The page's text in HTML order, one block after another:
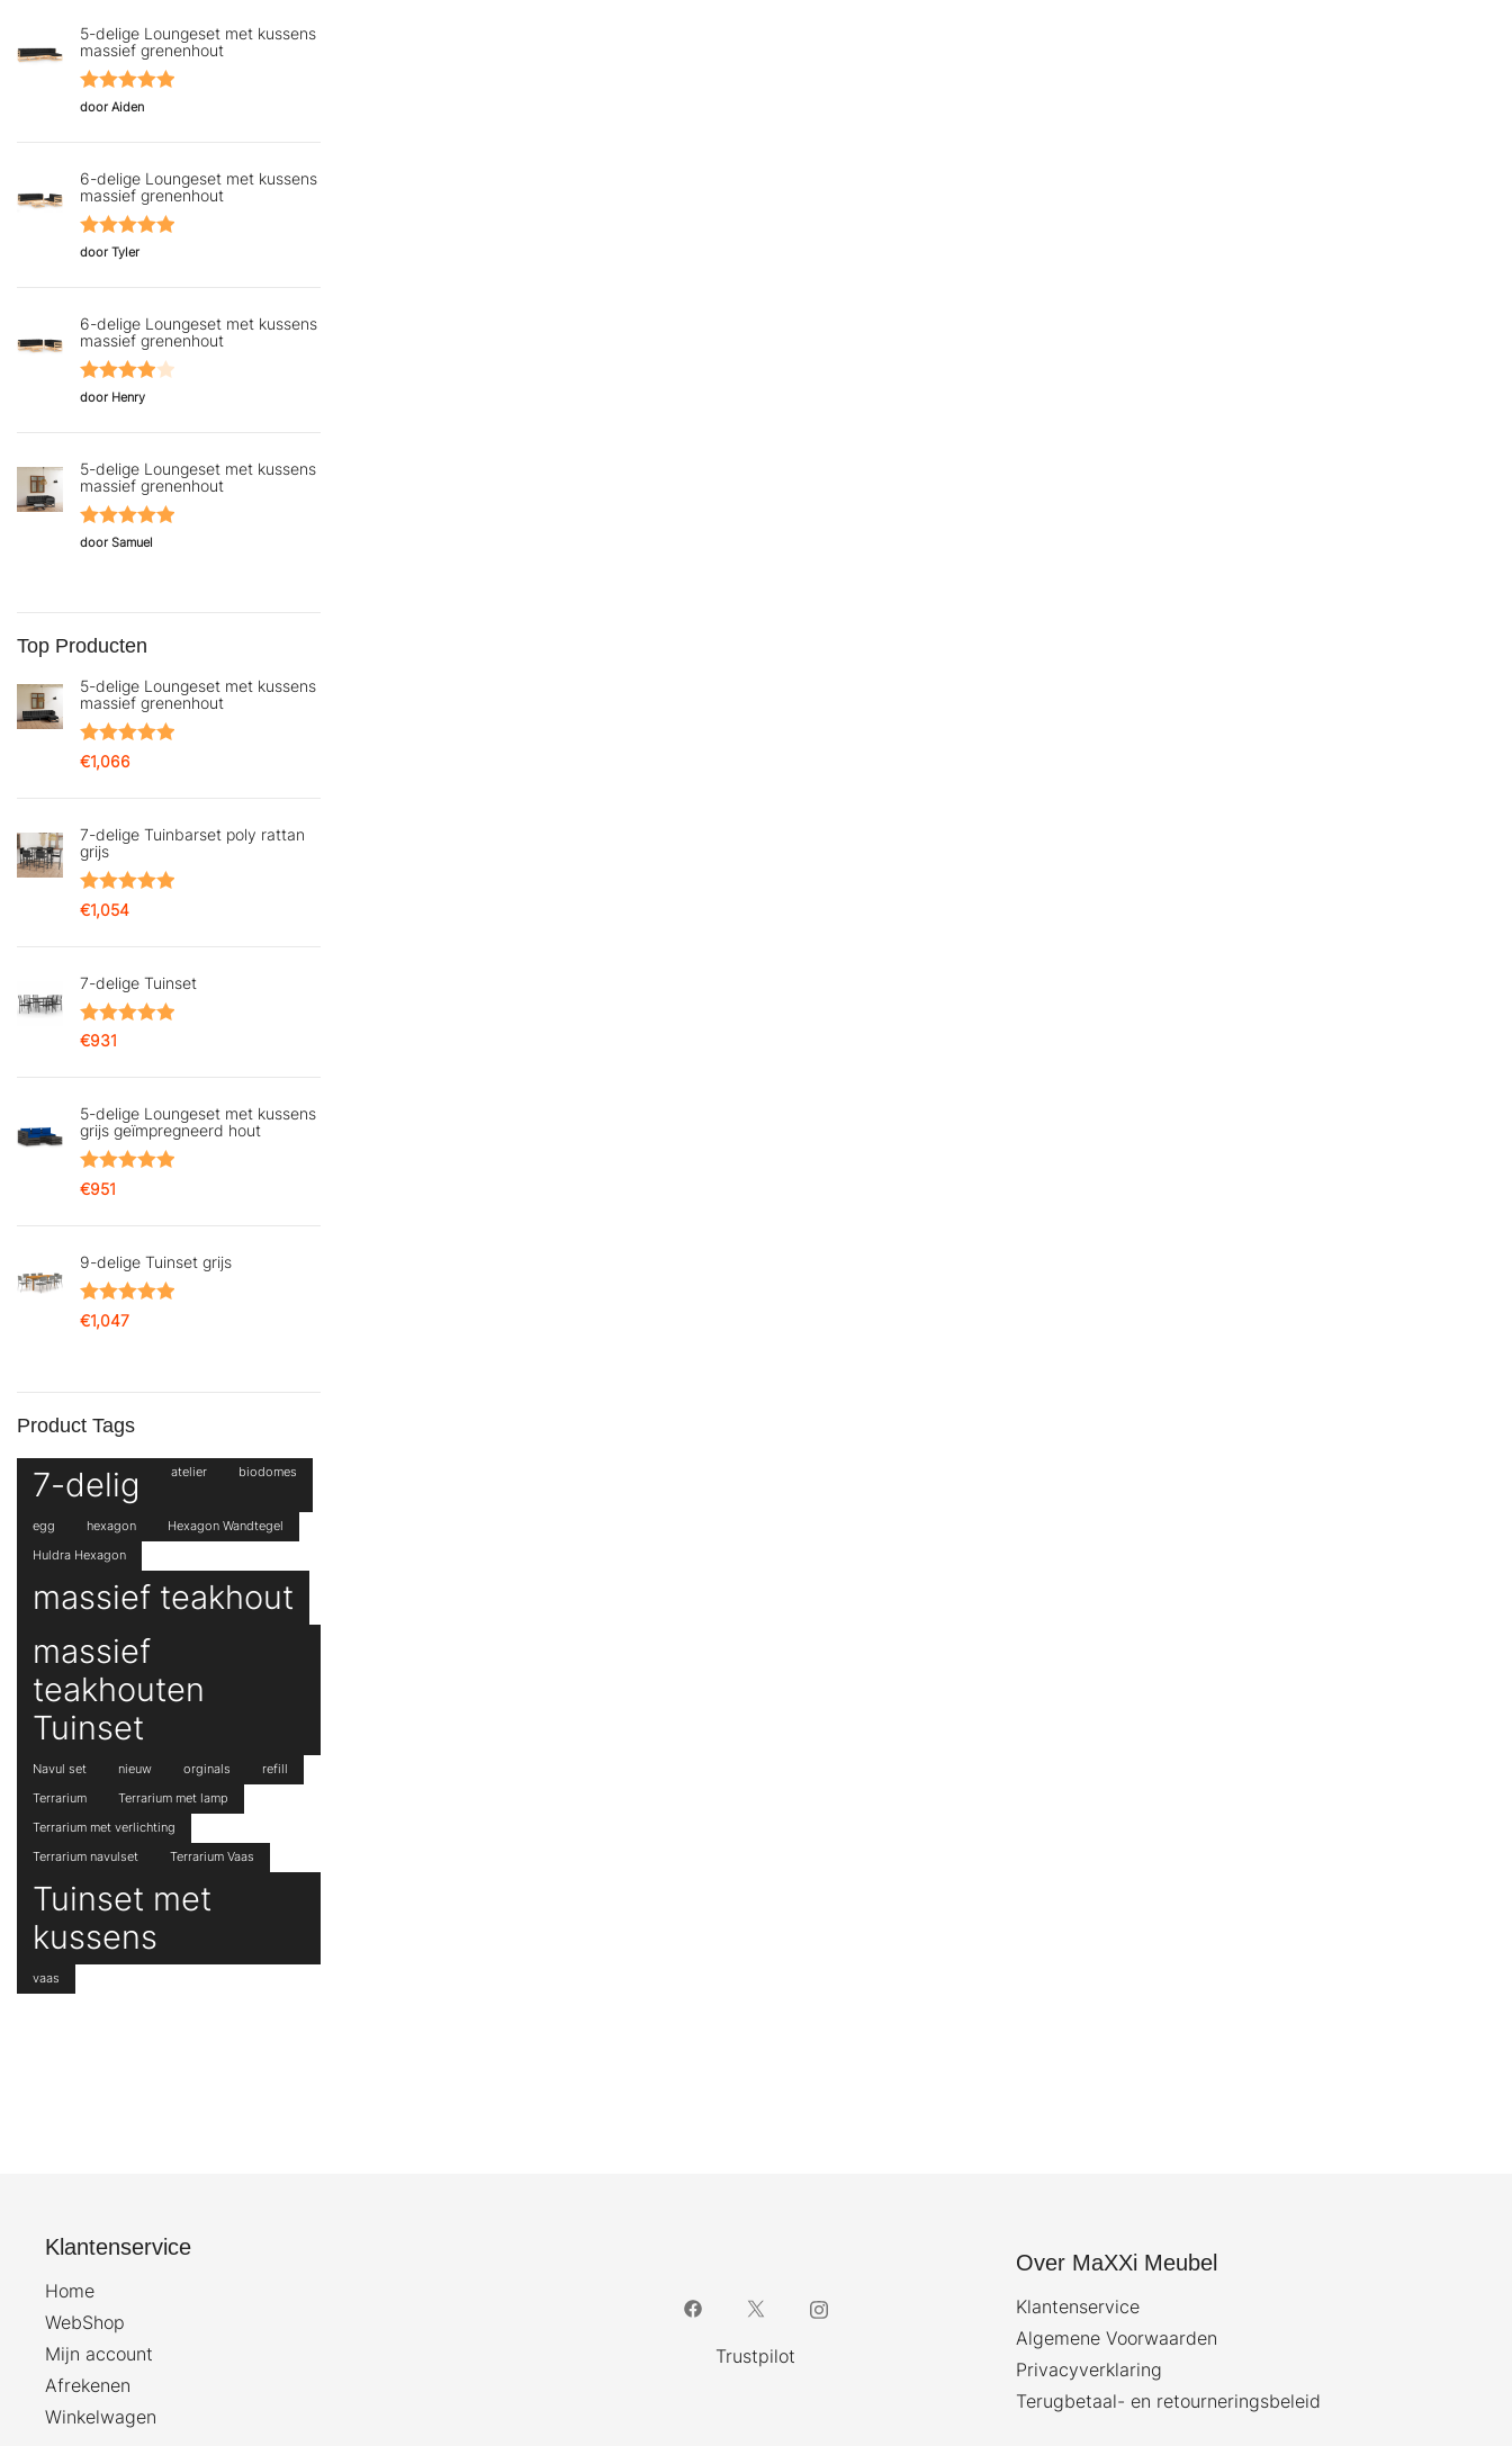
5-delige Loungeset met kussens
massief grenenhout
Gewaardeerd
door Aiden
6-delige Loungeset met kussens
massief grenenhout
Gewaardeerd
door Tyler
6-delige Loungeset met kussens
massief grenenhout
Gewaardeerd
door Henry
5-delige Loungeset met kussens
massief grenenhout
Gewaardeerd
door Samuel
Top Producten
5-delige Loungeset met kussens
massief grenenhout
Gewaardeerd
€1,066
7-delige Tuinbarset poly rattan
grijs
Gewaardeerd
€1,054
7-delige Tuinset
Gewaardeerd
€931
5-delige Loungeset met kussens
grijs geïmpregneerd hout
Gewaardeerd
€951
9-delige Tuinset grijs
Gewaardeerd
€1,047
Product Tags
7-delig atelier biodomes
egg hexagon
Hexagon Wandtegel
Huldra Hexagon
massief teakhout
massief
teakhouten
Tuinset
Navul set nieuw orginals
refill
Terrarium
Terrarium met lamp
Terrarium met verlichting
Terrarium navulset
Terrarium Vaas
Tuinset met
kussens
vaas
Klantenservice
Home
WebShop
Mijn account
Afrekenen
Winkelwagen
Trustpilot
Over MaXXi Meubel
Klantenservice
Algemene Voorwaarden
Privacyverklaring
Terugbetaal- en retourneringsbeleid